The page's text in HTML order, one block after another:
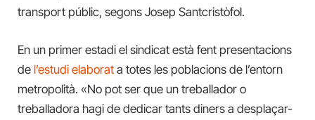
transport públic, segons Josep Santcristòfol.
En un primer estadi el sindicat està fent presentacions
de l’estudi elaborat a totes les poblacions de l’entorn
metropolità. «No pot ser que un treballador o
treballadora hagi de dedicar tants diners a desplaçar-